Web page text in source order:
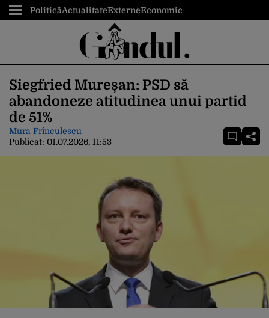
PoliticăActualitateExterneEconomic
Siegfried Mureșan: PSD să
abandoneze atitudinea unui partid
de 51%
Mura Frînculescu
Publicat: 01.07.2026, 11:53